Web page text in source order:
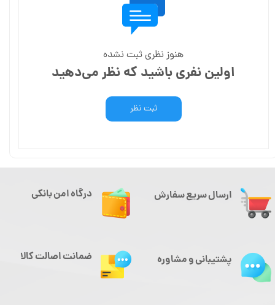
هنوز نظری ثبت نشده
اولین نفری باشید که نظر می‌دهید
ثبت نظر
ارسال سریع سفارش درگاه امن بانکی
پشتیبانی و مشاوره ضمانت اصالت کالا